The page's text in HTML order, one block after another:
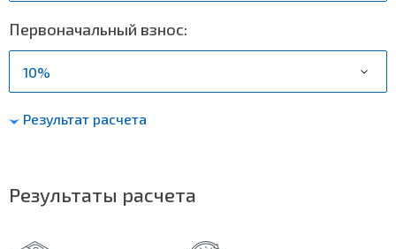
Первоначальный взнос:
Результат расчета
Результаты расчета